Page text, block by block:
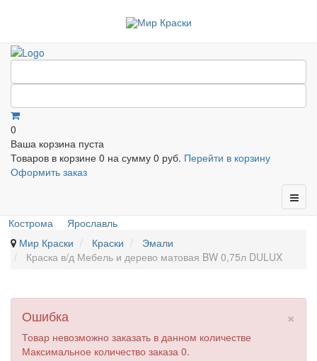
0
Ваша корзина пуста
Товаров в корзине 0 на сумму 0 руб. Перейти в корзину
Оформить заказ
Кострома
Ярославль
Мир Краски
Краски
Эмали
Краска в/д Мебель и дерево матовая BW 0,75л DULUX
×
Ошибка
Товар невозможно заказать в данном количестве
Максимальное количество заказа 0.